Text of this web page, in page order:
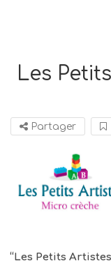
Les
Partager
“Les Petits